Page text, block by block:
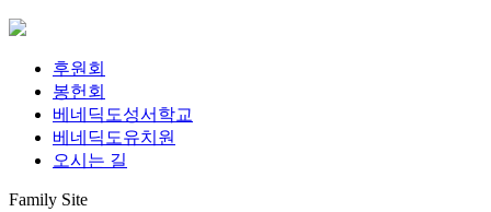
후원회
봉헌회
베네딕도성서학교
베네딕도유치원
오시는 길
Family Site